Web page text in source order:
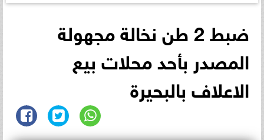
ضبط 2 طن نخالة مجهولة
المصدر بأحد محلات بيع
الاعلاف بالبحيرة